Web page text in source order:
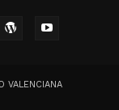
VALENCIANA